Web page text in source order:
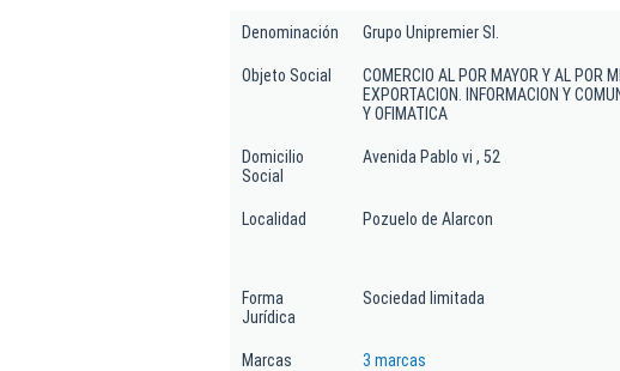
Denominación Grupo Unipremier Sl.
Objeto Social
COMERCIO AL POR MAYOR Y AL POR
EXPORTACION. INFORMACION Y
Y OFIMATICA
Domicilio
Social
Avenida Pablo vi , 52
Localidad Pozuelo de Alarcon
Forma
Jurídica
Sociedad limitada
Marcas 3 marcas